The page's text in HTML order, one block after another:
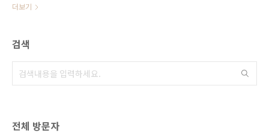
더보기
검색
전체 방문자